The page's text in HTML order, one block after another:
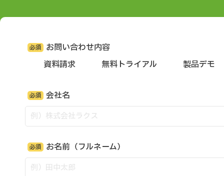
お問い合わせ内容
必須
資料請求 無料トライアル 製品デモ
会社名
必須
お名前（フルネーム）
必須